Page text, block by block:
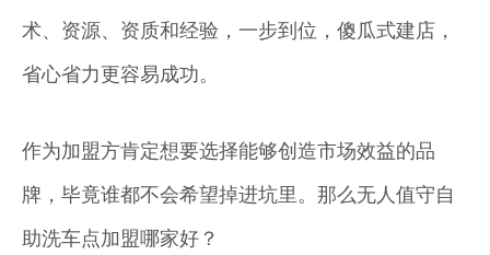
术、资源、资质和经验，一步到位，傻瓜式建店，
省心省力更容易成功。
作为加盟方肯定想要选择能够创造市场效益的品
牌，毕竟谁都不会希望掉进坑里。那么无人值守自
助洗车点加盟哪家好？